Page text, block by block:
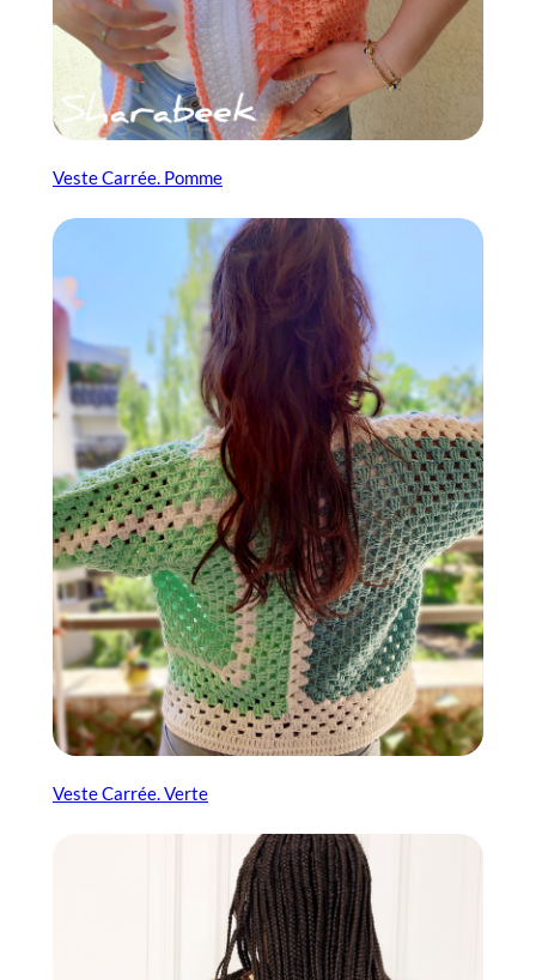
Veste Carrée. Pomme
Veste Carrée. Verte